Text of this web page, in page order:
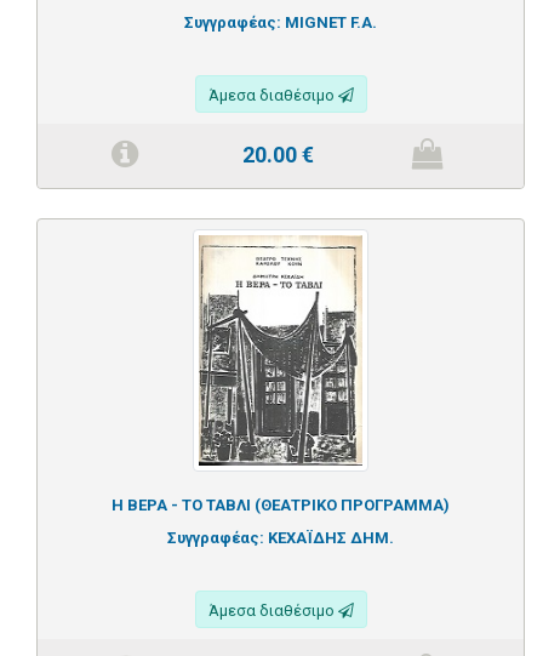
Συγγραφέας: MIGNET F.A.
Άμεσα διαθέσιμο
20.00€
Η ΒΕΡΑ - ΤΟ ΤΑΒΛΙ (ΘΕΑΤΡΙΚΟ ΠΡΟΓΡΑΜΜΑ)
Συγγραφέας: ΚΕΧΑΪΔΗΣ ΔΗΜ.
Άμεσα διαθέσιμο